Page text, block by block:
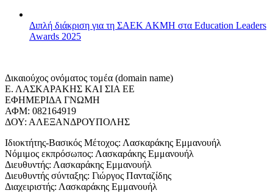
Διπλή διάκριση για τη ΣΑΕΚ ΑΚΜΗ στα Education Leaders
Awards 2025
Δικαιούχος ονόματος τομέα (domain name)
Ε. ΛΑΣΚΑΡΑΚΗΣ ΚΑΙ ΣΙΑ ΕΕ
ΕΦΗΜΕΡΙΔΑ ΓΝΩΜΗ
ΑΦΜ: 082164919
ΔΟΥ: ΑΛΕΞΑΝΔΡΟΥΠΟΛΗΣ
Ιδιοκτήτης-Βασικός Μέτοχος: Λασκαράκης Εμμανουήλ
Νόμιμος εκπρόσωπος: Λασκαράκης Εμμανουήλ
Διευθυντής: Λασκαράκης Εμμανουήλ
Διευθυντής σύνταξης: Γιώργος Πανταζίδης
Διαχειριστής: Λασκαράκης Εμμανουήλ